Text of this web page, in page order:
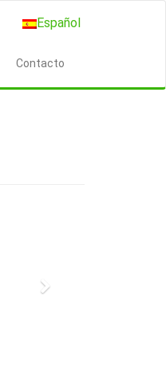
Español
Contacto